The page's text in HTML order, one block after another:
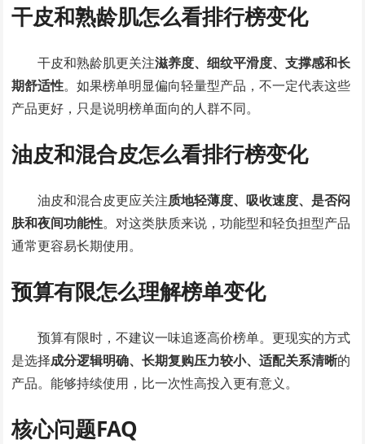
干皮和熟龄肌怎么看排行榜变化
干皮和熟龄肌更关注滋养度、细纹平滑度、支撑感和长
期舒适性。如果榜单明显偏向轻量型产品，不一定代表这些
产品更好，只是说明榜单面向的人群不同。
油皮和混合皮怎么看排行榜变化
油皮和混合皮更应关注质地轻薄度、吸收速度、是否闷
肤和夜间功能性。对这类肤质来说，功能型和轻负担型产品
通常更容易长期使用。
预算有限怎么理解榜单变化
预算有限时，不建议一味追逐高价榜单。更现实的方式
是选择成分逻辑明确、长期复购压力较小、适配关系清晰的
产品。能够持续使用，比一次性高投入更有意义。
核心问题FAQ